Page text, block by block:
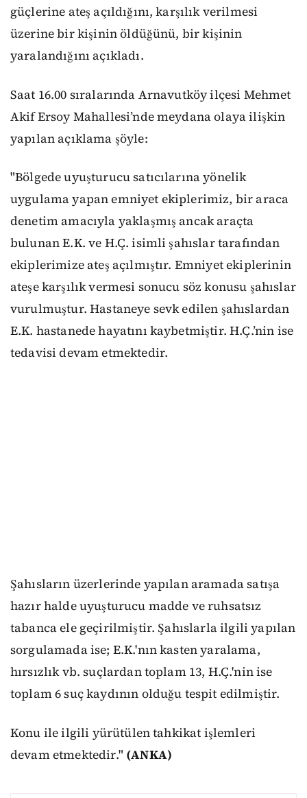
güçlerine ateş açıldığını, karşılık verilmesi
üzerine bir kişinin öldüğünü, bir kişinin
yaralandığını açıkladı.
Saat 16.00 sıralarında Arnavutköy ilçesi Mehmet
Akif Ersoy Mahallesi’nde meydana olaya ilişkin
yapılan açıklama şöyle:
"Bölgede uyuşturucu satıcılarına yönelik
uygulama yapan emniyet ekiplerimiz, bir araca
denetim amacıyla yaklaşmış ancak araçta
bulunan E.K. ve H.Ç. isimli şahıslar tarafından
ekiplerimize ateş açılmıştır. Emniyet ekiplerinin
ateşe karşılık vermesi sonucu söz konusu şahıslar
vurulmuştur. Hastaneye sevk edilen şahıslardan
E.K. hastanede hayatını kaybetmiştir. H.Ç.’nin ise
tedavisi devam etmektedir.
Şahısların üzerlerinde yapılan aramada satışa
hazır halde uyuşturucu madde ve ruhsatsız
tabanca ele geçirilmiştir. Şahıslarla ilgili yapılan
sorgulamada ise; E.K.'nın kasten yaralama,
hırsızlık vb. suçlardan toplam 13, H.Ç.'nin ise
toplam 6 suç kaydının olduğu tespit edilmiştir.
Konu ile ilgili yürütülen tahkikat işlemleri
devam etmektedir." (ANKA)